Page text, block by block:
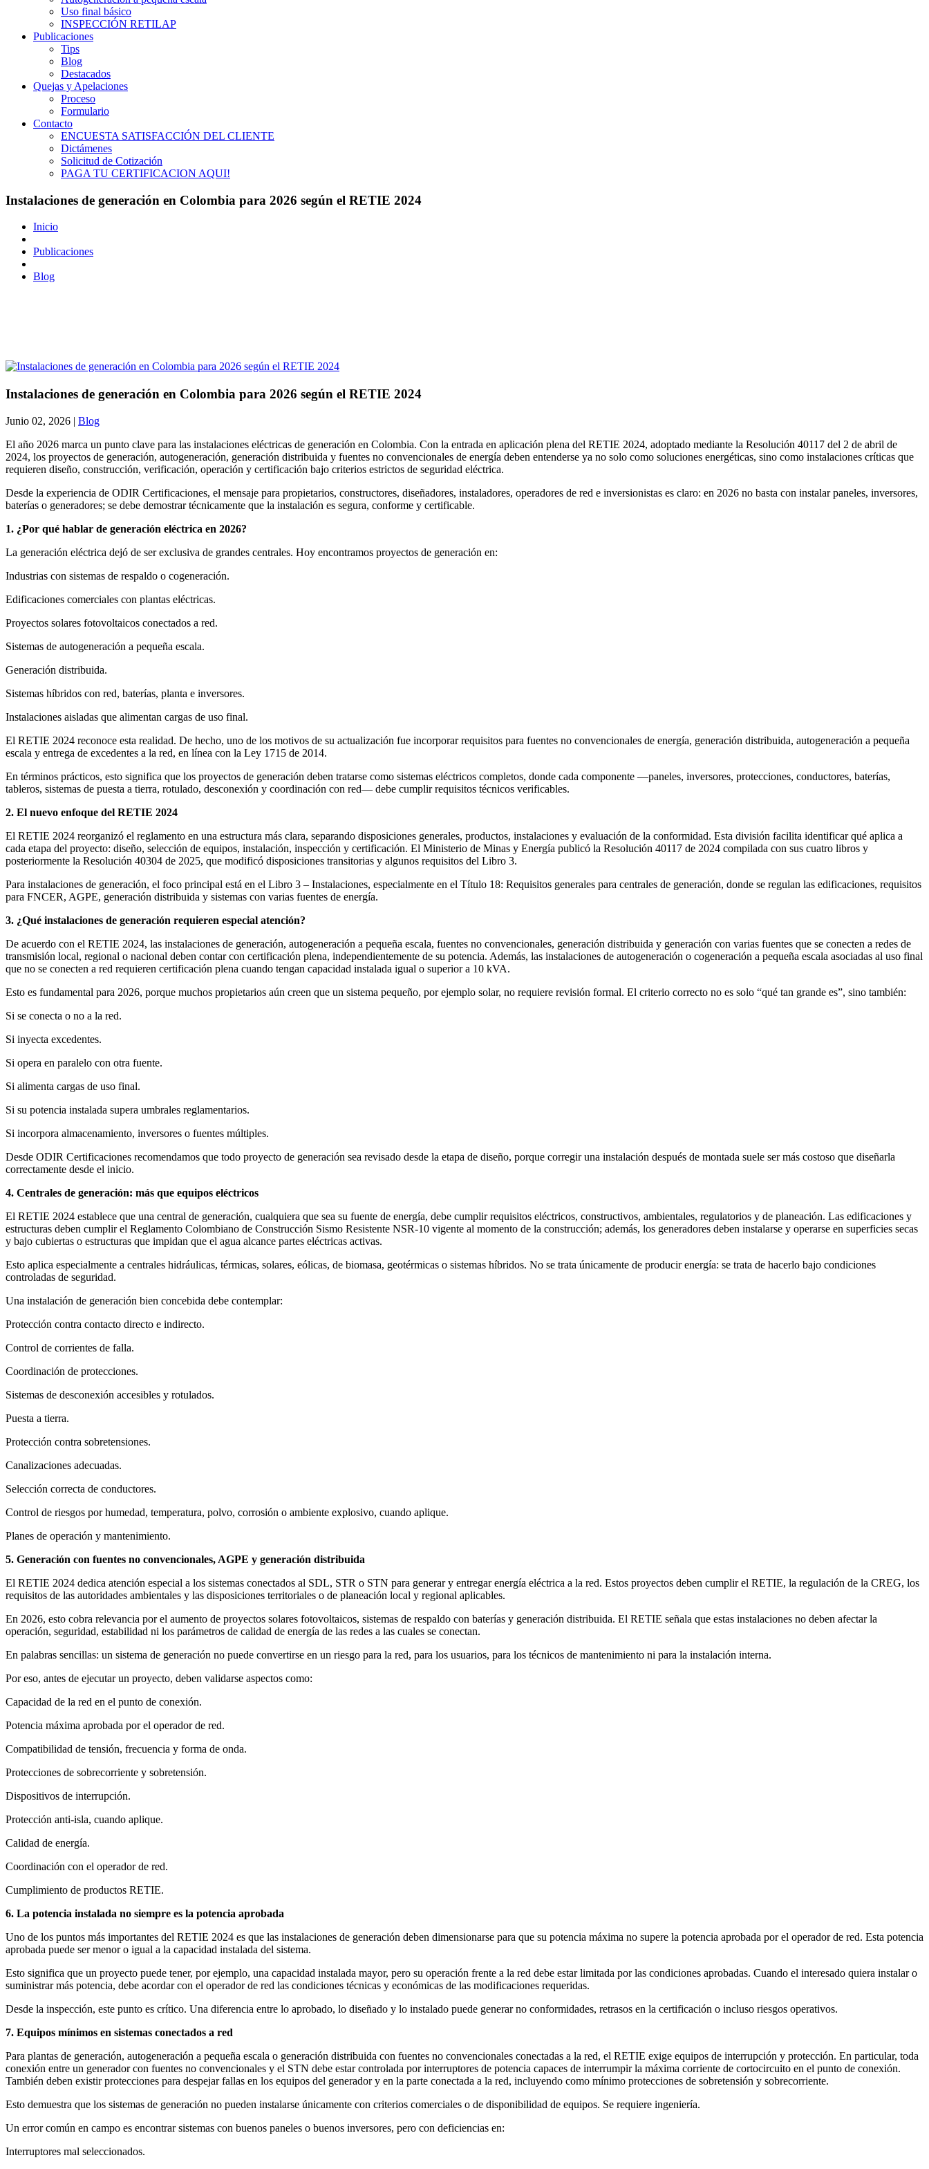
Uso final básico
INSPECCIÓN RETILAP
Publicaciones
Tips
Blog
Destacados
Quejas y Apelaciones
Proceso
Formulario
Contacto
ENCUESTA SATISFACCIÓN DEL CLIENTE
Dictámenes
Solicitud de Cotización
PAGA TU CERTIFICACION AQUI!
Instalaciones de generación en Colombia para 2026 según el RETIE 2024
Inicio
Publicaciones
Blog
Instalaciones de generación en Colombia para 2026 según el RETIE 2024
Junio 02, 2026 | Blog
El año 2026 marca un punto clave para las instalaciones eléctricas de generación en Colombia. Con la entrada en aplicación plena del RETIE 2024, adoptado mediante la Resolución 40117 del 2 de abril de
2024, los proyectos de generación, autogeneración, generación distribuida y fuentes no convencionales de energía deben entenderse ya no solo como soluciones energéticas, sino como instalaciones críticas que
requieren diseño, construcción, verificación, operación y certificación bajo criterios estrictos de seguridad eléctrica.
Desde la experiencia de ODIR Certificaciones, el mensaje para propietarios, constructores, diseñadores, instaladores, operadores de red e inversionistas es claro: en 2026 no basta con instalar paneles, inversores,
baterías o generadores; se debe demostrar técnicamente que la instalación es segura, conforme y certificable.
1. ¿Por qué hablar de generación eléctrica en 2026?
La generación eléctrica dejó de ser exclusiva de grandes centrales. Hoy encontramos proyectos de generación en:
Industrias con sistemas de respaldo o cogeneración.
Edificaciones comerciales con plantas eléctricas.
Proyectos solares fotovoltaicos conectados a red.
Sistemas de autogeneración a pequeña escala.
Generación distribuida.
Sistemas híbridos con red, baterías, planta e inversores.
Instalaciones aisladas que alimentan cargas de uso final.
El RETIE 2024 reconoce esta realidad. De hecho, uno de los motivos de su actualización fue incorporar requisitos para fuentes no convencionales de energía, generación distribuida, autogeneración a pequeña
escala y entrega de excedentes a la red, en línea con la Ley 1715 de 2014.
En términos prácticos, esto significa que los proyectos de generación deben tratarse como sistemas eléctricos completos, donde cada componente —paneles, inversores, protecciones, conductores, baterías,
tableros, sistemas de puesta a tierra, rotulado, desconexión y coordinación con red— debe cumplir requisitos técnicos verificables.
2. El nuevo enfoque del RETIE 2024
El RETIE 2024 reorganizó el reglamento en una estructura más clara, separando disposiciones generales, productos, instalaciones y evaluación de la conformidad. Esta división facilita identificar qué aplica a
cada etapa del proyecto: diseño, selección de equipos, instalación, inspección y certificación. El Ministerio de Minas y Energía publicó la Resolución 40117 de 2024 compilada con sus cuatro libros y
posteriormente la Resolución 40304 de 2025, que modificó disposiciones transitorias y algunos requisitos del Libro 3.
Para instalaciones de generación, el foco principal está en el Libro 3 – Instalaciones, especialmente en el Título 18: Requisitos generales para centrales de generación, donde se regulan las edificaciones, requisitos
para FNCER, AGPE, generación distribuida y sistemas con varias fuentes de energía.
3. ¿Qué instalaciones de generación requieren especial atención?
De acuerdo con el RETIE 2024, las instalaciones de generación, autogeneración a pequeña escala, fuentes no convencionales, generación distribuida y generación con varias fuentes que se conecten a redes de
transmisión local, regional o nacional deben contar con certificación plena, independientemente de su potencia. Además, las instalaciones de autogeneración o cogeneración a pequeña escala asociadas al uso final
que no se conecten a red requieren certificación plena cuando tengan capacidad instalada igual o superior a 10 kVA.
Esto es fundamental para 2026, porque muchos propietarios aún creen que un sistema pequeño, por ejemplo solar, no requiere revisión formal. El criterio correcto no es solo “qué tan grande es”, sino también:
Si se conecta o no a la red.
Si inyecta excedentes.
Si opera en paralelo con otra fuente.
Si alimenta cargas de uso final.
Si su potencia instalada supera umbrales reglamentarios.
Si incorpora almacenamiento, inversores o fuentes múltiples.
Desde ODIR Certificaciones recomendamos que todo proyecto de generación sea revisado desde la etapa de diseño, porque corregir una instalación después de montada suele ser más costoso que diseñarla
correctamente desde el inicio.
4. Centrales de generación: más que equipos eléctricos
El RETIE 2024 establece que una central de generación, cualquiera que sea su fuente de energía, debe cumplir requisitos eléctricos, constructivos, ambientales, regulatorios y de planeación. Las edificaciones y
estructuras deben cumplir el Reglamento Colombiano de Construcción Sismo Resistente NSR-10 vigente al momento de la construcción; además, los generadores deben instalarse y operarse en superficies secas
y bajo cubiertas o estructuras que impidan que el agua alcance partes eléctricas activas.
Esto aplica especialmente a centrales hidráulicas, térmicas, solares, eólicas, de biomasa, geotérmicas o sistemas híbridos. No se trata únicamente de producir energía: se trata de hacerlo bajo condiciones
controladas de seguridad.
Una instalación de generación bien concebida debe contemplar:
Protección contra contacto directo e indirecto.
Control de corrientes de falla.
Coordinación de protecciones.
Sistemas de desconexión accesibles y rotulados.
Puesta a tierra.
Protección contra sobretensiones.
Canalizaciones adecuadas.
Selección correcta de conductores.
Control de riesgos por humedad, temperatura, polvo, corrosión o ambiente explosivo, cuando aplique.
Planes de operación y mantenimiento.
5. Generación con fuentes no convencionales, AGPE y generación distribuida
El RETIE 2024 dedica atención especial a los sistemas conectados al SDL, STR o STN para generar y entregar energía eléctrica a la red. Estos proyectos deben cumplir el RETIE, la regulación de la CREG, los
requisitos de las autoridades ambientales y las disposiciones territoriales o de planeación local y regional aplicables.
En 2026, esto cobra relevancia por el aumento de proyectos solares fotovoltaicos, sistemas de respaldo con baterías y generación distribuida. El RETIE señala que estas instalaciones no deben afectar la
operación, seguridad, estabilidad ni los parámetros de calidad de energía de las redes a las cuales se conectan.
En palabras sencillas: un sistema de generación no puede convertirse en un riesgo para la red, para los usuarios, para los técnicos de mantenimiento ni para la instalación interna.
Por eso, antes de ejecutar un proyecto, deben validarse aspectos como:
Capacidad de la red en el punto de conexión.
Potencia máxima aprobada por el operador de red.
Compatibilidad de tensión, frecuencia y forma de onda.
Protecciones de sobrecorriente y sobretensión.
Dispositivos de interrupción.
Protección anti-isla, cuando aplique.
Calidad de energía.
Coordinación con el operador de red.
Cumplimiento de productos RETIE.
6. La potencia instalada no siempre es la potencia aprobada
Uno de los puntos más importantes del RETIE 2024 es que las instalaciones de generación deben dimensionarse para que su potencia máxima no supere la potencia aprobada por el operador de red. Esta potencia
aprobada puede ser menor o igual a la capacidad instalada del sistema.
Esto significa que un proyecto puede tener, por ejemplo, una capacidad instalada mayor, pero su operación frente a la red debe estar limitada por las condiciones aprobadas. Cuando el interesado quiera instalar o
suministrar más potencia, debe acordar con el operador de red las condiciones técnicas y económicas de las modificaciones requeridas.
Desde la inspección, este punto es crítico. Una diferencia entre lo aprobado, lo diseñado y lo instalado puede generar no conformidades, retrasos en la certificación o incluso riesgos operativos.
7. Equipos mínimos en sistemas conectados a red
Para plantas de generación, autogeneración a pequeña escala o generación distribuida con fuentes no convencionales conectadas a la red, el RETIE exige equipos de interrupción y protección. En particular, toda
conexión entre un generador con fuentes no convencionales y el STN debe estar controlada por interruptores de potencia capaces de interrumpir la máxima corriente de cortocircuito en el punto de conexión.
También deben existir protecciones para despejar fallas en los equipos del generador y en la parte conectada a la red, incluyendo como mínimo protecciones de sobretensión y sobrecorriente.
Esto demuestra que los sistemas de generación no pueden instalarse únicamente con criterios comerciales o de disponibilidad de equipos. Se requiere ingeniería.
Un error común en campo es encontrar sistemas con buenos paneles o buenos inversores, pero con deficiencias en:
Interruptores mal seleccionados.